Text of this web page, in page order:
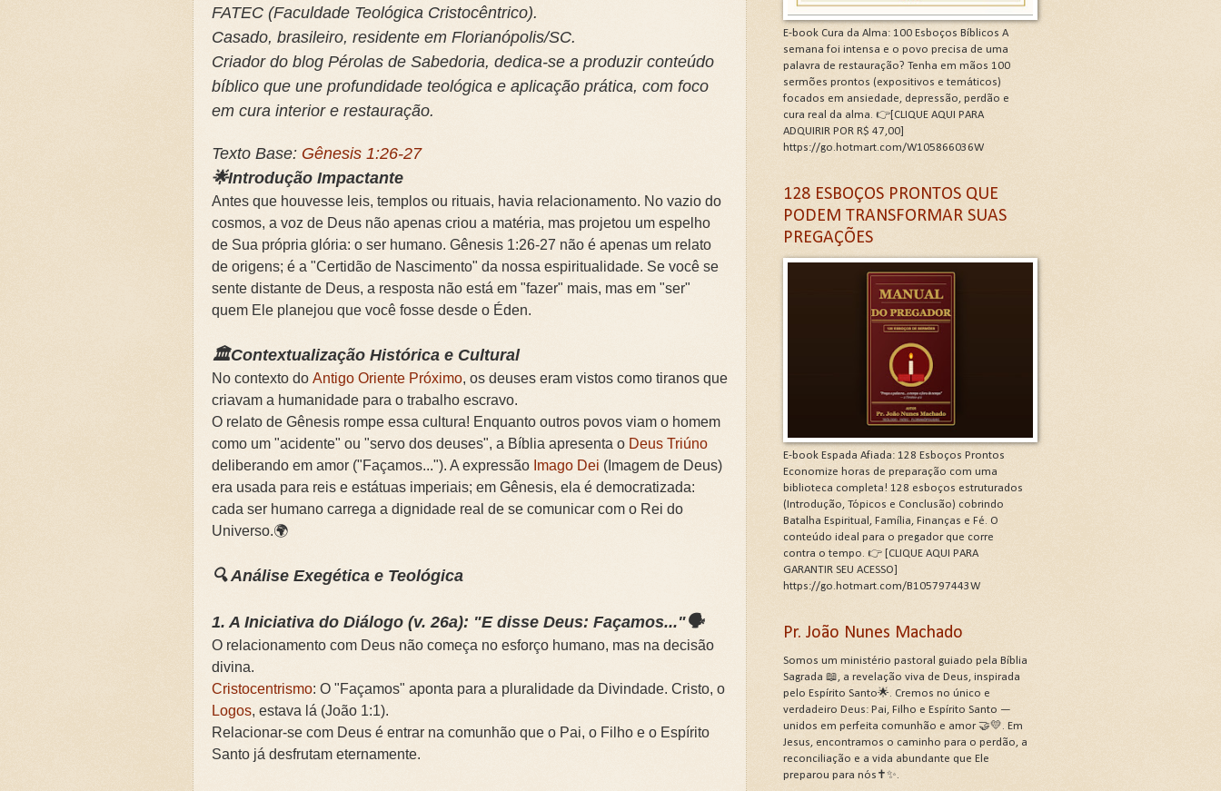
🌧️PRIMEIRA CAMPANHA: Caminhos de Gratidão e Renovação.Clique na letra G
📚SEGUNDA CAMPANHA: O CÓDIGO DA GRATIDÃO. Clique na letra G
📚TERCEIRA CAMPANHA 2026: As Doenças da Alma. Clique na letra G
🛡️CAMPANHA: Superando Gigantes da Alma. Clique na letra G
🌧️A IMPORTÂNCIA DA VIDA DA IGREJA PARA A EVANGELIZAÇÃO. Clique na letra G
FATEC (Faculdade Teológica Cristocêntrico).
Casado, brasileiro, residente em Florianópolis/SC.
Criador do blog Pérolas de Sabedoria, dedica-se a produzir conteúdo
bíblico que une profundidade teológica e aplicação prática, com foco
em cura interior e restauração.
Texto Base: Gênesis 1:26-27
🌟Introdução Impactante
Antes que houvesse leis, templos ou rituais, havia relacionamento. No vazio do
cosmos, a voz de Deus não apenas criou a matéria, mas projetou um espelho
de Sua própria glória: o ser humano. Gênesis 1:26-27 não é apenas um relato
de origens; é a "Certidão de Nascimento" da nossa espiritualidade. Se você se
sente distante de Deus, a resposta não está em "fazer" mais, mas em "ser"
quem Ele planejou que você fosse desde o Éden.
🏛️Contextualização Histórica e Cultural
No contexto do Antigo Oriente Próximo, os deuses eram vistos como tiranos que
criavam a humanidade para o trabalho escravo.
O relato de Gênesis rompe essa cultura! Enquanto outros povos viam o homem
como um "acidente" ou "servo dos deuses", a Bíblia apresenta o Deus Triúno
deliberando em amor ("Façamos..."). A expressão Imago Dei (Imagem de Deus)
era usada para reis e estátuas imperiais; em Gênesis, ela é democratizada:
cada ser humano carrega a dignidade real de se comunicar com o Rei do
Universo.🌍
🔍 Análise Exegética e Teológica
1. A Iniciativa do Diálogo (v. 26a): "E disse Deus: Façamos..."🗣️
O relacionamento com Deus não começa no esforço humano, mas na decisão
divina.
Cristocentrismo: O "Façamos" aponta para a pluralidade da Divindade. Cristo, o
Logos, estava lá (João 1:1).
Relacionar-se com Deus é entrar na comunhão que o Pai, o Filho e o Espírito
Santo já desfrutam eternamente.
E-book Cura da Alma: 100 Esboços Bíblicos A
semana foi intensa e o povo precisa de uma
palavra de restauração? Tenha em mãos 100
sermões prontos (expositivos e temáticos)
focados em ansiedade, depressão, perdão e
cura real da alma. 👉[CLIQUE AQUI PARA
ADQUIRIR POR R$ 47,00]
https://go.hotmart.com/W105866036W
128 ESBOÇOS PRONTOS QUE
PODEM TRANSFORMAR SUAS
PREGAÇÕES
E-book Espada Afiada: 128 Esboços Prontos
Economize horas de preparação com uma
biblioteca completa! 128 esboços estruturados
(Introdução, Tópicos e Conclusão) cobrindo
Batalha Espiritual, Família, Finanças e Fé. O
conteúdo ideal para o pregador que corre
contra o tempo. 👉 [CLIQUE AQUI PARA
GARANTIR SEU ACESSO]
https://go.hotmart.com/B105797443W
Pr. João Nunes Machado
Somos um ministério pastoral guiado pela Bíblia
Sagrada 📖, a revelação viva de Deus, inspirada
pelo Espírito Santo🌟. Cremos no único e
verdadeiro Deus: Pai, Filho e Espírito Santo —
unidos em perfeita comunhão e amor 🤝💛. Em
Jesus, encontramos o caminho para o perdão, a
reconciliação e a vida abundante que Ele
preparou para nós✝️✨.